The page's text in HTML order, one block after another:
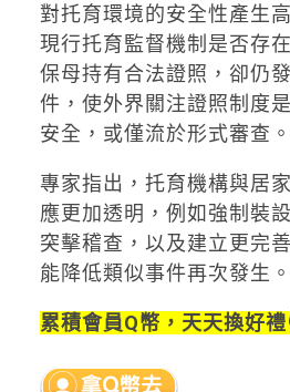
對托育環境的安全性產生
現行托育監督機制是否存
保母持有合法證照，卻仍
件，使外界關注證照制度
安全，或僅流於形式審查。
專家指出，托育機構與居
應更加透明，例如強制裝
突擊稽查，以及建立更完
能降低類似事件再次發生。
累積會員Q幣，天天換好禮